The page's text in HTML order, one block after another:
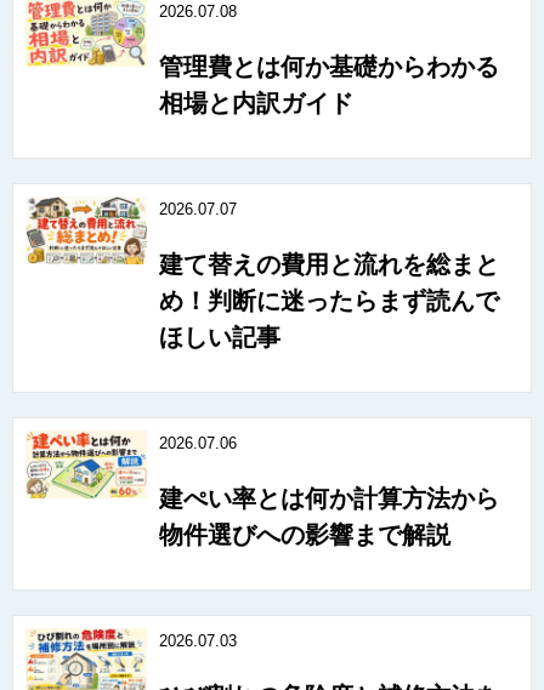
2026.07.08
管理費とは何か基礎からわかる
相場と内訳ガイド
2026.07.07
建て替えの費用と流れを総まと
め！判断に迷ったらまず読んで
ほしい記事
2026.07.06
建ぺい率とは何か計算方法から
物件選びへの影響まで解説
2026.07.03